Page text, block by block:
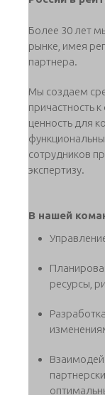
Более 30 лет
рынке, имея
партнера.
Мы создаем
причастность
ценность для
сотрудников
экспертизу.
В нашей
ресурсы,